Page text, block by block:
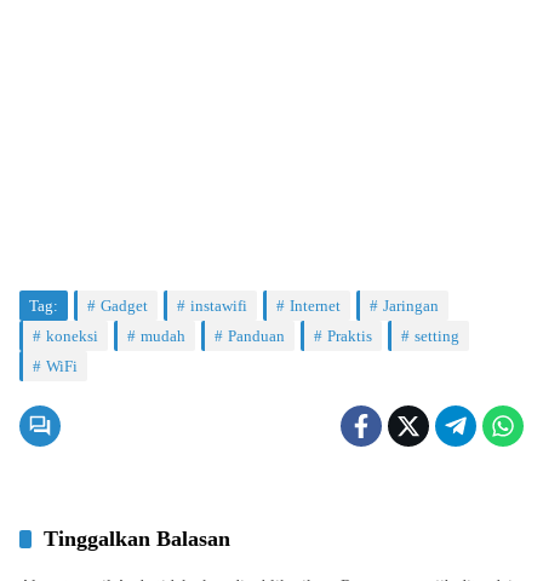
Tag: Gadget instawifi Internet
Jaringan
koneksi
mudah Panduan Praktis
setting
WiFi
Tinggalkan Balasan